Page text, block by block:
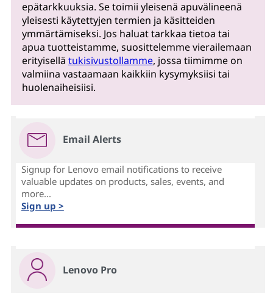
epätarkkuuksia. Se toimii yleisenä apuvälineenä
yleisesti käytettyjen termien ja käsitteiden
ymmärtämiseksi. Jos haluat tarkkaa tietoa tai
apua tuotteistamme, suosittelemme vierailemaan
erityisellä tukisivustollamme, jossa tiimimme on
valmiina vastaamaan kaikkiin kysymyksiisi tai
huolenaiheisiisi.
Email Alerts
Signup for Lenovo email notifications to receive
valuable updates on products, sales, events, and
more...
Sign up >
Lenovo Pro